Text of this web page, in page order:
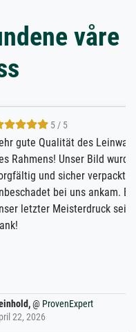
våre
und
sehr
so dass es
Es wird nicht
sein. Vielen